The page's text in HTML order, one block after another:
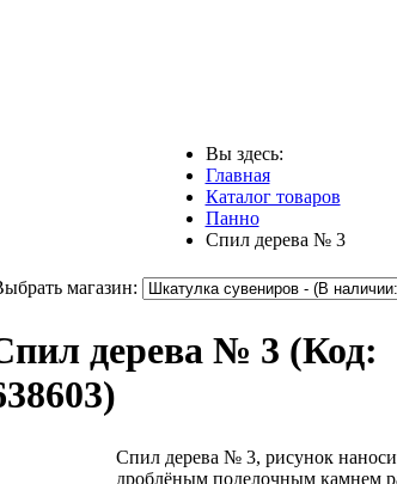
Вы здесь:
Главная
Каталог товаров
Панно
Спил дерева № 3
магазин:
дерева № 3 (Код:
)
Спил дерева № 3, рисунок
дроблёным поделочным камнем